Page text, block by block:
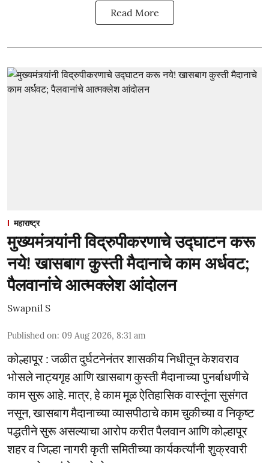
Read More
महाराष्ट्र
मुख्यमंत्र्यांनी विद्रुपीकरणाचे उद्घाटन करू
नये! खासबाग कुस्ती मैदानाचे काम अर्धवट;
पैलवानांचे आत्मक्लेश आंदोलन
Swapnil S
Published on: 09 Aug 2026, 8:31 am
कोल्हापूर : जळीत दुर्घटनेनंतर शासकीय निधीतून केशवराव
भोसले नाट्यगृह आणि खासबाग कुस्ती मैदानाच्या पुनर्बाधणीचे
काम सुरू आहे. मात्र, हे काम मूळ ऐतिहासिक वास्तूंना सुसंगत
नसून, खासबाग मैदानाच्या व्यासपीठाचे काम चुकीच्या व निकृष्ट
पद्धतीने सुरू असल्याचा आरोप करीत पैलवान आणि कोल्हापूर
शहर व जिल्हा नागरी कृती समितीच्या कार्यकर्त्यांनी शुक्रवारी